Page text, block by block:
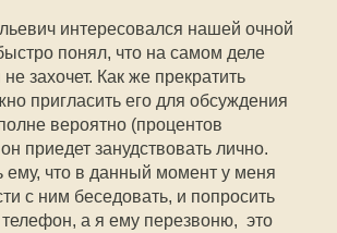
интересовался нашей очной
понял, что на самом деле
захочет. Как же прекратить
пригласить его для обсуждения
вероятно (процентов
приедет занудствовать лично.
ему, что в данный момент у меня
с ним беседовать, и попросить
а я ему перезвоню,  это